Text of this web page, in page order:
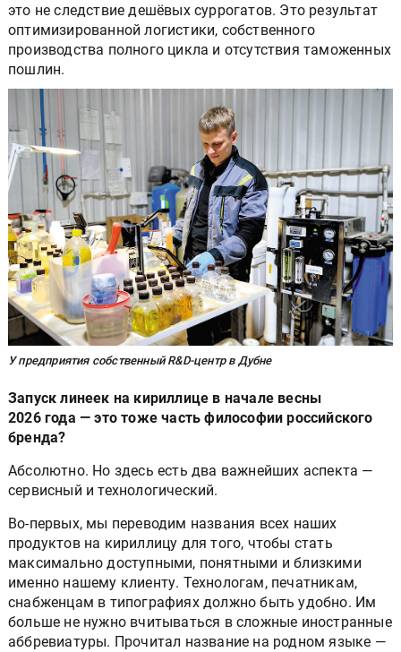
это не следствие дешёвых суррогатов. Это результат
оптимизированной логистики, собственного
производства полного цикла и отсутствия таможенных
пошлин.
У предприятия собственный R&D-центр в Дубне
Запуск линеек на кириллице в начале весны
2026 года — это тоже часть философии российского
бренда?
Абсолютно. Но здесь есть два важнейших аспекта —
сервисный и технологический.
Во-первых, мы переводим названия всех наших
продуктов на кириллицу для того, чтобы стать
максимально доступными, понятными и близкими
именно нашему клиенту. Технологам, печатникам,
снабженцам в типографиях должно быть удобно. Им
больше не нужно вчитываться в сложные иностранные
аббревиатуры. Прочитал название на родном языке —